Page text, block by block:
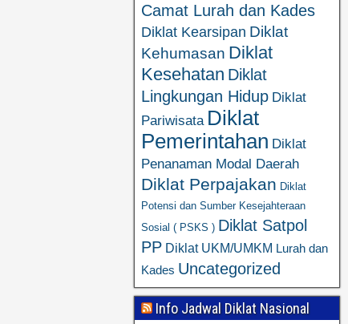
Camat Lurah dan Kades
Diklat Kearsipan Diklat
Kehumasan Diklat
Kesehatan Diklat
Lingkungan Hidup Diklat
Pariwisata Diklat
Pemerintahan Diklat
Penanaman Modal Daerah
Diklat Perpajakan Diklat
Potensi dan Sumber Kesejahteraan
Sosial ( PSKS ) Diklat Satpol
PP Diklat UKM/UMKM Lurah dan
Kades Uncategorized
Info Jadwal Diklat Nasional